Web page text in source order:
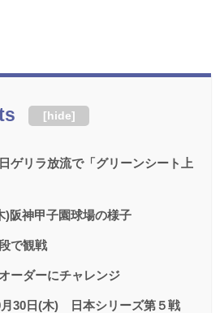
[hide]
ゲリラ放流で「グリーンシート上
)阪神甲子園球場の様子
で観戦
ーダーにチャレンジ
月30日(木) 日本シリーズ第５戦